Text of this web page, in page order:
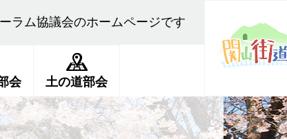
ラム協議会のホームページです
会 土の道部会